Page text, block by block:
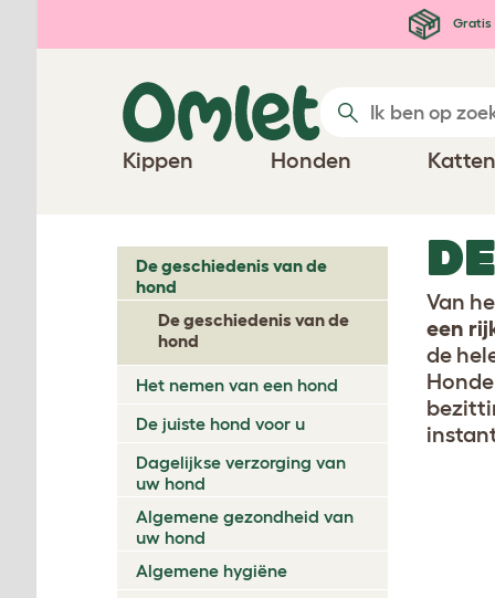
Gratis
Kippen Honden
De geschiedenis van de
hond
De geschiedenis van de
hond
Het nemen van een hond
De juiste hond voor u
Dagelijkse verzorging van
uw hond
Algemene gezondheid van
uw hond
Algemene hygiëne
Van
een
de